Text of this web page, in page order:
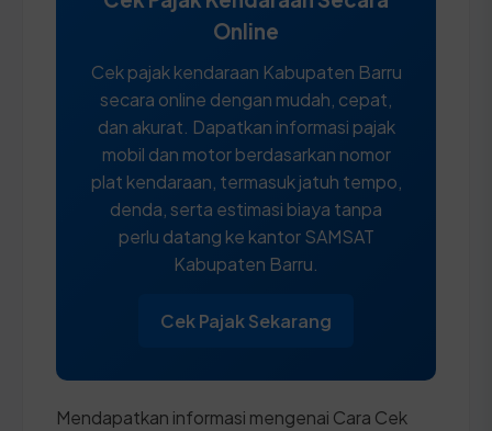
Online
Cek pajak kendaraan Kabupaten Barru
secara online dengan mudah, cepat,
dan akurat. Dapatkan informasi pajak
mobil dan motor berdasarkan nomor
plat kendaraan, termasuk jatuh tempo,
denda, serta estimasi biaya tanpa
perlu datang ke kantor SAMSAT
Kabupaten Barru.
Cek Pajak Sekarang
Mendapatkan informasi mengenai Cara Cek